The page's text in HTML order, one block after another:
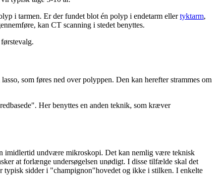
i tarmen. Er der fundet blot én polyp i endetarm ellertyktarm,
kan CT scanning i stedet benyttes.
som føres ned over polyppen. Den kan herefter strammes om
Her benyttes en anden teknik, som kræver
imidlertid undvære mikroskopi. Det kan nemlig være teknisk
at forlænge undersøgelsen unødigt. I disse tilfælde skal det
typisk sidder i "champignon"hovedet og ikke i stilken. I enkelte